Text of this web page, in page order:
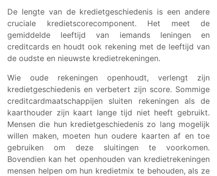
De lengte van de kredietgeschiedenis is een andere
cruciale kredietscorecomponent. Het meet de
gemiddelde leeftijd van iemands leningen en
creditcards en houdt ook rekening met de leeftijd van
de oudste en nieuwste kredietrekeningen.
Wie oude rekeningen openhoudt, verlengt zijn
kredietgeschiedenis en verbetert zijn score. Sommige
creditcardmaatschappijen sluiten rekeningen als de
kaarthouder zijn kaart lange tijd niet heeft gebruikt.
Mensen die hun kredietgeschiedenis zo lang mogelijk
willen maken, moeten hun oudere kaarten af en toe
gebruiken om deze sluitingen te voorkomen.
Bovendien kan het openhouden van kredietrekeningen
mensen helpen om hun kredietmix te behouden, als ze